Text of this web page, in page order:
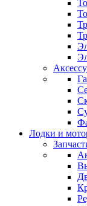
Лодки и